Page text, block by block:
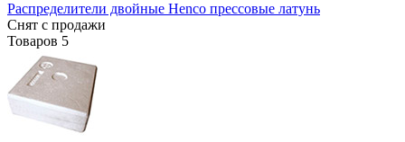
Распределители двойные Henco прессовые латунь
Снят с продажи
Товаров 5